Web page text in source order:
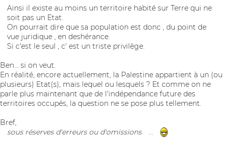
Ainsi il existe au moins un territoire habité sur Terre qui ne
soit pas un Etat.
On pourrait dire que sa population est donc , du point de
vue juridique , en deshérance.
Si c'est le seul , c' est un triste privilège.
Ben... si on veut.
En réalité, encore actuellement, la Palestine appartient à un (ou
plusieurs) Etat(s), mais lequel ou lesquels ? Et comme on ne
parle plus maintenant que de l'indépendance future des
territoires occupés, la question ne se pose plus tellement.
Bref,
sous réserves d'erreurs ou d'omissions
...